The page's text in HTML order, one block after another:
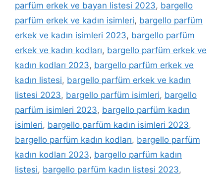
parfüm erkek ve bayan listesi 2023, bargello
parfüm erkek ve kadın isimleri, bargello parfüm
erkek ve kadın isimleri 2023, bargello parfüm
erkek ve kadın kodları, bargello parfüm erkek ve
kadın kodları 2023, bargello parfüm erkek ve
kadın listesi, bargello parfüm erkek ve kadın
listesi 2023, bargello parfüm isimleri, bargello
parfüm isimleri 2023, bargello parfüm kadın
isimleri, bargello parfüm kadın isimleri 2023,
bargello parfüm kadın kodları, bargello parfüm
kadın kodları 2023, bargello parfüm kadın
listesi, bargello parfüm kadın listesi 2023,